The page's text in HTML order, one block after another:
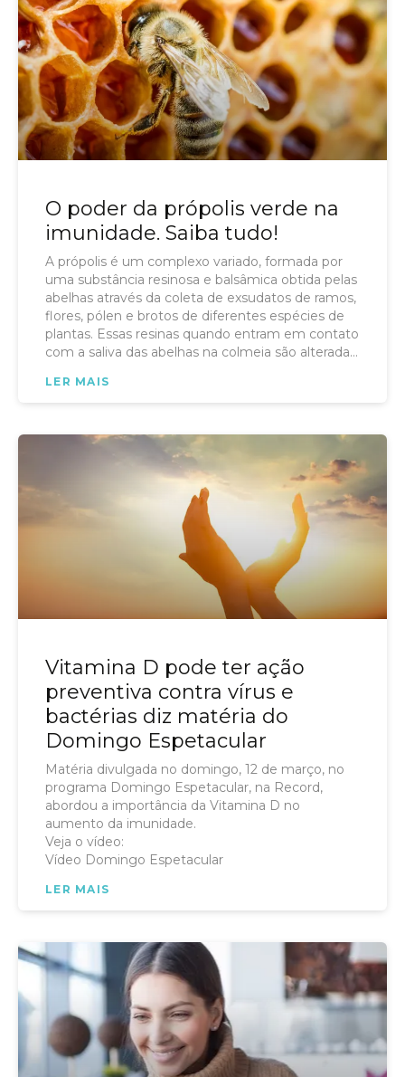
O poder da própolis verde na
imunidade. Saiba tudo!
A própolis é um complexo variado, formada por
uma substância resinosa e balsâmica obtida pelas
abelhas através da coleta de exsudatos de ramos,
flores, pólen e brotos de diferentes espécies de
plantas. Essas resinas quando entram em contato
com a saliva das abelhas na colmeia são alteradas
com a formação da própolis final.
LER MAIS
Vitamina D pode ter ação
preventiva contra vírus e
bactérias diz matéria do
Domingo Espetacular
Matéria divulgada no domingo, 12 de março, no
programa Domingo Espetacular, na Record,
abordou a importância da Vitamina D no
aumento da imunidade.
Veja o vídeo:
Vídeo Domingo Espetacular
LER MAIS